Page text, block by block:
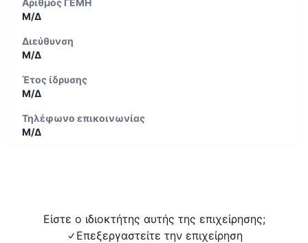
Αριθμός ΓΕΜΗ
Μ/Δ
Διεύθυνση
Μ/Δ
Έτος ίδρυσης
Μ/Δ
Τηλέφωνο επικοινωνίας
Μ/Δ
Είστε ο ιδιοκτήτης αυτής της επιχείρησης;
Επεξεργαστείτε την επιχείρηση